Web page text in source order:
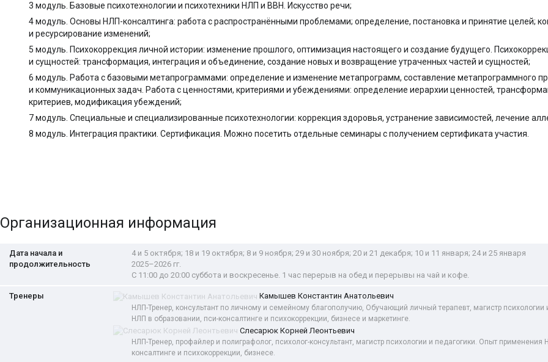
3 модуль. Базовые психотехнологии и психотехники НЛП и ВВН. Искусство речи;
4 модуль. Основы НЛП-консалтинга: работа с распространёнными проблемами; определение, постановка и принятие целей;
и ресурсирование изменений;
5 модуль. Психокоррекция личной истории: изменение прошлого, оптимизация настоящего и создание будущего.
и сущностей: трансформация, интеграция и объединение, создание новых и возвращение утраченных частей и сущностей;
6 модуль. Работа с базовыми метапрограммами: определение и изменение метапрограмм, составление метапрограммного
и коммуникационных задач. Работа с ценностями, критериями и убеждениями: определение иерархии ценностей,
критериев, модификация убеждений;
7 модуль. Специальные и специализированные психотехнологии: коррекция здоровья, устранение зависимостей, лечение
8 модуль. Интеграция практики. Сертификация. Можно посетить отдельные семинары с получением сертификата участия.
Организационная информация
Дата начала и
продолжительность
4 и 5 октября; 18 и 19 октября; 8 и 9 ноября; 29 и 30 ноября; 20 и 21 декабря; 10 и 11 января; 24 и 25 января
2025–2026 гг.
С 11:00 до 20:00 суббота и воскресенье. 1 час перерыв на обед и перерывы на чай и кофе.
Тренеры Камышев Константин Анатольевич
НЛП-Тренер, консультант по личному и семейному благополучию, Обучающий личный терапевт, магистр
НЛП в образовании, пси-консалтинге и психокоррекции, бизнесе и маркетинге.
Слесарюк Корней Леонтьевич
НЛП-Тренер, профайлер и полиграфолог, психолог-консультант, магистр психологии и педагогики. Опыт применения
консалтинге и психокоррекции, бизнесе.